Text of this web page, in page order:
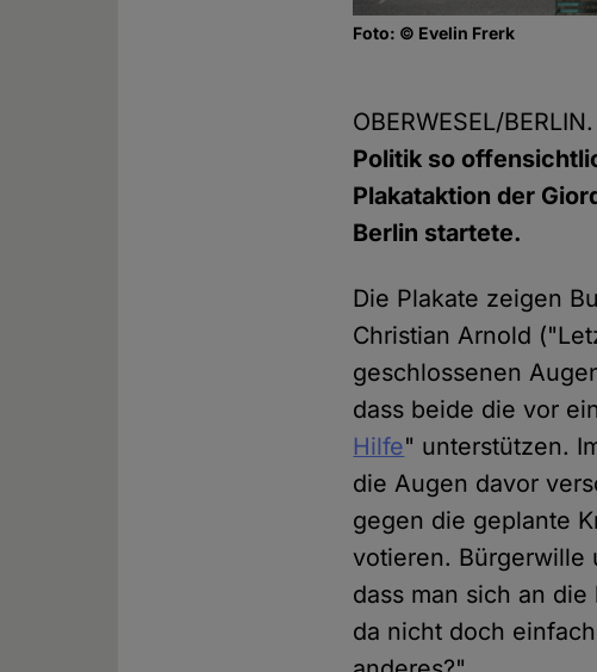
Foto: © Evelin Frerk
OBERWESEL/
Politik so
Plakataktion der
Berlin startete.
Die Plakate zeigen
Christian Arnold
geschlossenen
dass beide die vor
Hilfe" unterstützen.
die Augen davor
gegen die geplante
votieren. Bürgerwille
dass man sich an
da nicht doch